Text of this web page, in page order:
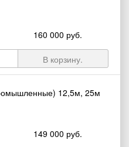
160 000 руб.
В корзину.
12,5м, 25м
149 000 руб.